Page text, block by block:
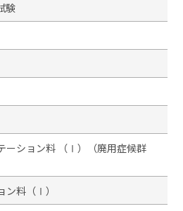
験
ーション料 （Ⅰ）（廃用症候群
ン料（Ⅰ）